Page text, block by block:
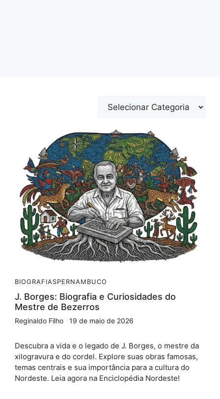
Categorias
BIOGRAFIASPERNAMBUCO
J. Borges: Biografia e Curiosidades do
Mestre de Bezerros
Reginaldo Filho 19 de maio de 2026
Descubra a vida e o legado de J. Borges, o mestre da
xilogravura e do cordel. Explore suas obras famosas,
temas centrais e sua importância para a cultura do
Nordeste. Leia agora na Enciclopédia Nordeste!